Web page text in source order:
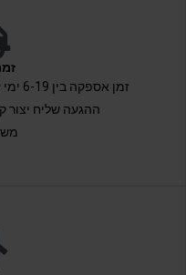
זמן
ההגעה שליח יצור